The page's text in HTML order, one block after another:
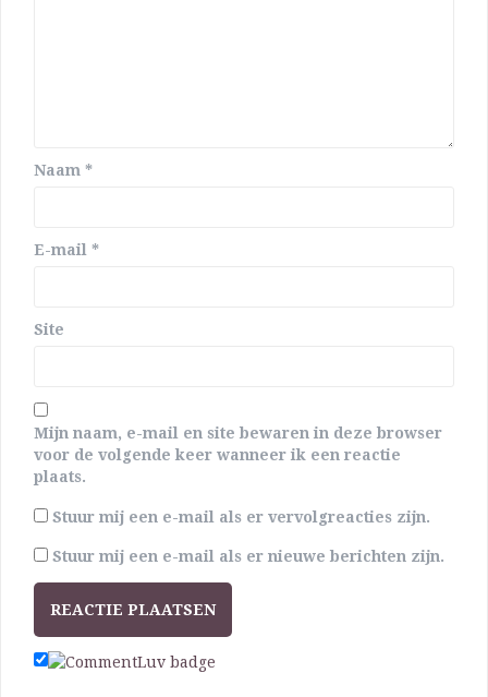
Naam *
E-mail *
Site
Mijn naam, e-mail en site bewaren in deze browser
voor de volgende keer wanneer ik een reactie
plaats.
Stuur mij een e-mail als er vervolgreacties zijn.
Stuur mij een e-mail als er nieuwe berichten zijn.